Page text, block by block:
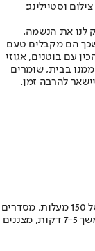
וסטיילינג:
לנו את הנשמה.
שכך הם מקבלים טעם
עם בוטנים, אגוזי
בבית, שומרים
להרבה זמן.
תחילה מכינים את אגוזי הלוז. מחממים תנור לחום של 150 מעלות, מסדרים
את האגוזים בתבנית מרופדת בנייר אפייה, קולים למשך 7-5 דקות, מצננים